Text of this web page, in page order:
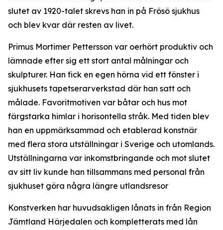
slutet av 1920-talet skrevs han in på Frösö sjukhus
och blev kvar där resten av livet.
Primus Mortimer Pettersson var oerhört produktiv och
lämnade efter sig ett stort antal målningar och
skulpturer. Han fick en egen hörna vid ett fönster i
sjukhusets tapetserarverkstad där han satt och
målade. Favoritmotiven var båtar och hus mot
färgstarka himlar i horisontella stråk. Med tiden blev
han en uppmärksammad och etablerad konstnär
med flera stora utställningar i Sverige och utomlands.
Utställningarna var inkomstbringande och mot slutet
av sitt liv kunde han tillsammans med personal från
sjukhuset göra några längre utlandsresor
Konstverken har huvudsakligen lånats in från Region
Jämtland Härjedalen och kompletterats med lån